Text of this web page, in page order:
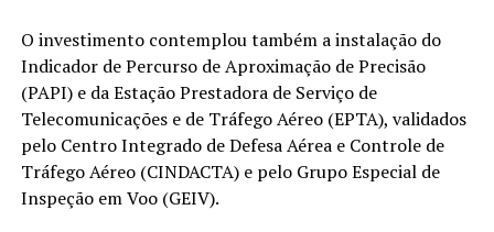
O investimento contemplou também a instalação do
Indicador de Percurso de Aproximação de Precisão
(PAPI) e da Estação Prestadora de Serviço de
Telecomunicações e de Tráfego Aéreo (EPTA), validados
pelo Centro Integrado de Defesa Aérea e Controle de
Tráfego Aéreo (CINDACTA) e pelo Grupo Especial de
Inspeção em Voo (GEIV).